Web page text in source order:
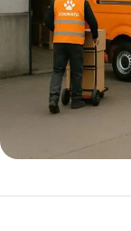
5% korting met